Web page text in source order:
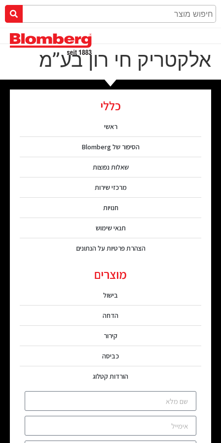
אלקטריק חי רון בע”מ
כללי
ראשי
הסיפור של Blomberg
שאלות נפוצות
מרכזי שירות
חנויות
תנאי שימוש
הצהרת פרטיות על הנתונים
מוצרים
בישול
הדחה
קירור
כביסה
הורדות קטלוג